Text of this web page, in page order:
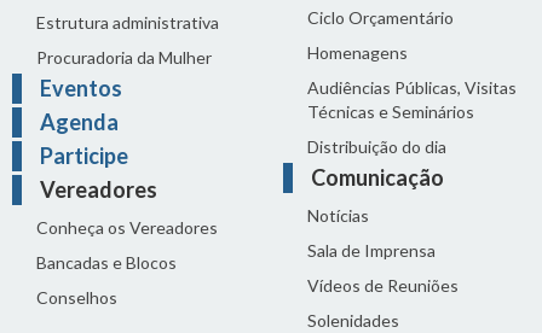
Estrutura administrativa
Procuradoria da Mulher
Eventos
Agenda
Participe
Vereadores
Conheça os Vereadores
Bancadas e Blocos
Conselhos
Ciclo Orçamentário
Homenagens
Audiências Públicas, Visitas
Técnicas e Seminários
Distribuição do dia
Comunicação
Notícias
Sala de Imprensa
Vídeos de Reuniões
Solenidades